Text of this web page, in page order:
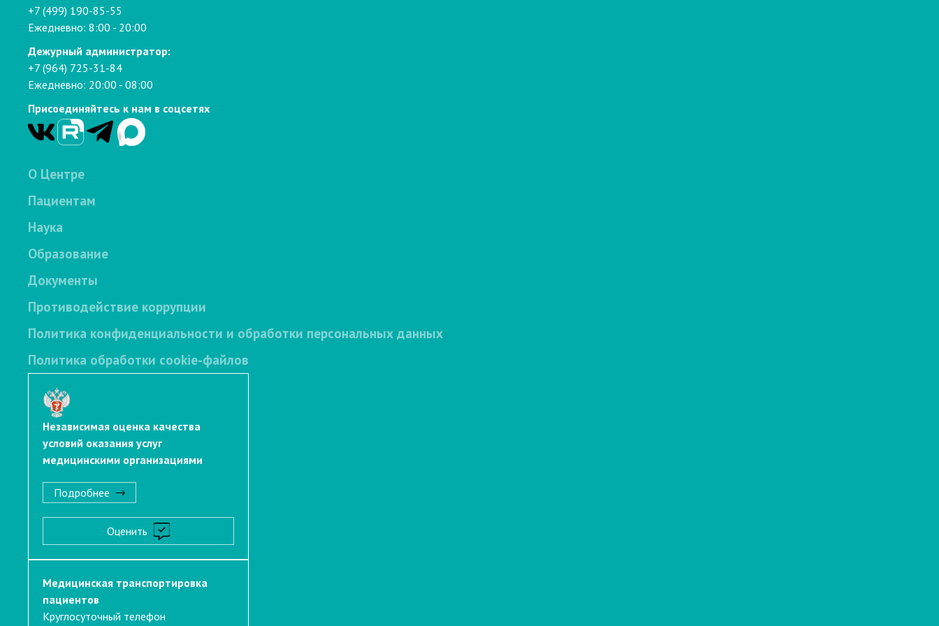
+7 (499) 190-85-55
Ежедневно: 8:00 - 20:00
Дежурный администратор:
+7 (964) 725-31-84
Ежедневно: 20:00 - 08:00
Присоединяйтесь к нам в соцсетях
О Центре
Пациентам
Наука
Образование
Документы
Противодействие коррупции
Политика конфиденциальности и обработки персональных данных
Политика обработки cookie-файлов
Независимая оценка качества
условий оказания услуг
медицинскими организациями
Подробнее
Оценить
Медицинская транспортировка
пациентов
Круглосуточный телефон